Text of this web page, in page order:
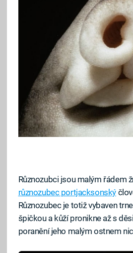
Různozubci jsou malým řádem
různozubec portjacksonský
Různozubec je totiž vybaven
špičkou a kůží pronikne až s
poranění jeho malým ostnem